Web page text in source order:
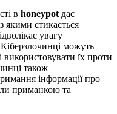
в honeypot дає
якими стикається
увагу
можуть
їх проти
також
інформації про
приманкою та